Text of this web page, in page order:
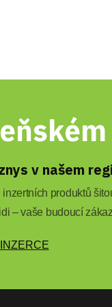
v našem
produktů
– vaše budoucí